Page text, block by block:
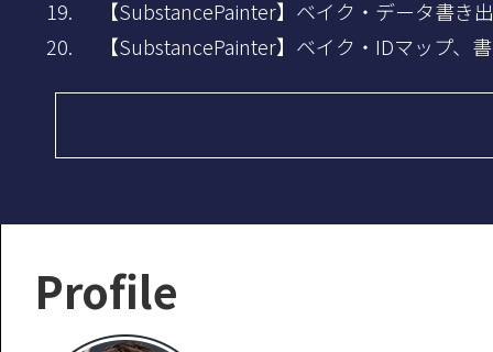
【SubstancePainter】ベイク・データ書き
【SubstancePainter】ベイク・IDマップ、
Profile